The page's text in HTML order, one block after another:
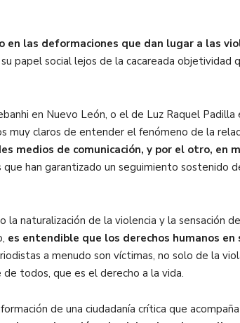
en las deformaciones que dan lugar a las
papel social lejos de la cacareada objetividad
en Nuevo León, o el de Luz Raquel Padilla
muy claros de entender el fenómeno de la
medios de comunicación, y por el otro, en
que han garantizado un seguimiento sostenido
naturalización de la violencia y la sensación
es entendible que los derechos humanos en
a menudo son víctimas, no solo de la
todos, que es el derecho a la vida.
de una ciudadanía crítica que